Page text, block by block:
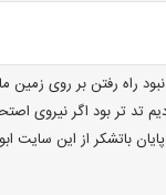
راه رفتن بر روی زمین
تد تر بود اگر نیروی
باتشکر از این سایت